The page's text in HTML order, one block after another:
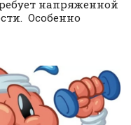
напряженной
Особенно